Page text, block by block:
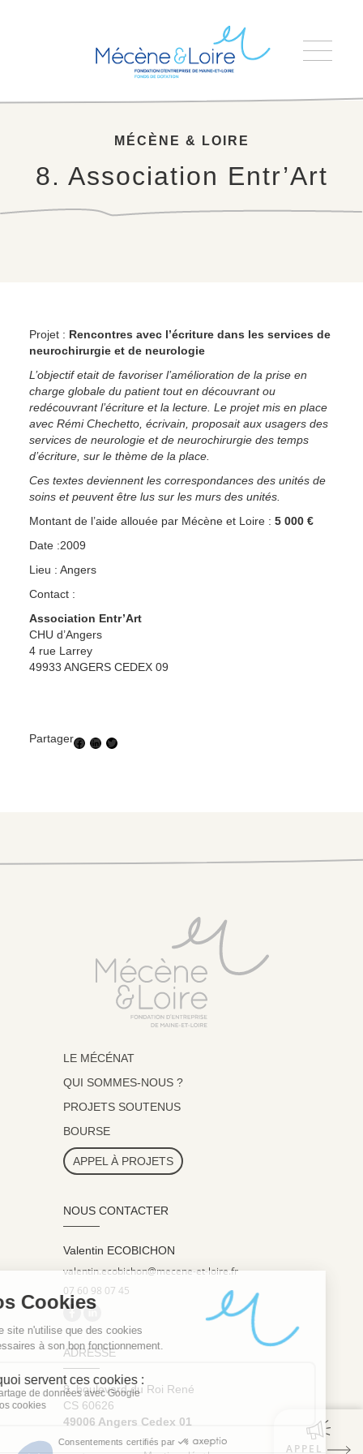
APPEL
MÉCÈNE & LOIRE
8. Association Entr’Art
Projet : Rencontres avec l’écriture dans les services de
neurochirurgie et de neurologie
L’objectif etait de favoriser l’amélioration de la prise en
charge globale du patient tout en découvrant ou
redécouvrant l’écriture et la lecture. Le projet mis en place
avec Rémi Chechetto, écrivain, proposait aux usagers des
services de neurologie et de neurochirurgie des temps
d’écriture, sur le thème de la place.
Ces textes deviennent les correspondances des unités de
soins et peuvent être lus sur les murs des unités.
Montant de l’aide allouée par Mécène et Loire : 5 000 €
Date :2009
Lieu : Angers
Contact :
Association Entr’Art
CHU d’Angers
4 rue Larrey
49933 ANGERS CEDEX 09
PartagerFacebook
LinkedIn
Twitter
LE MÉCÉNAT
QUI SOMMES-NOUS ?
PROJETS SOUTENUS
BOURSE
APPEL À PROJETS
NOUS CONTACTER
Valentin ECOBICHON
valentin.ecobichon@mecene-et-loire.fr
07 60 98 07 45
ADRESSE
8, boulevard du Roi René
CS 60626
49006 Angers Cedex 01